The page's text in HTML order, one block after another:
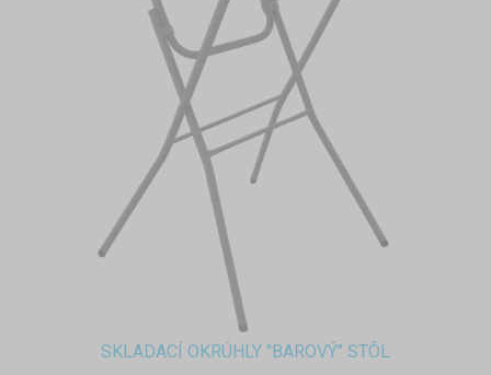
SKLADACÍ OKRÚHLY "BAROVÝ" STÔL